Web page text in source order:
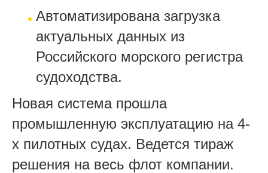
Автоматизирована загрузка
актуальных данных из
Российского морского регистра
судоходства.
Новая система прошла
промышленную эксплуатацию на 4-
х пилотных судах. Ведется тираж
решения на весь флот компании.